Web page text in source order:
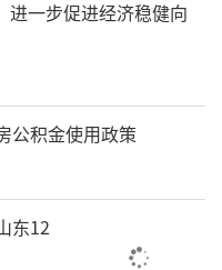
一步促进经济稳健向
公积金使用政策
东12